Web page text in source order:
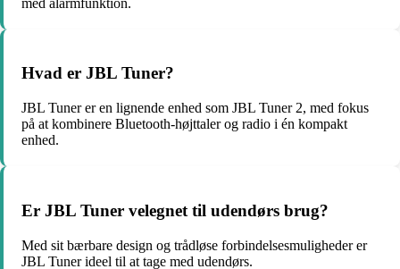
Hvad er JBL Tuner?
JBL Tuner er en lignende enhed som JBL Tuner 2, med fokus
på at kombinere Bluetooth-højttaler og radio i én kompakt
enhed.
Er JBL Tuner velegnet til udendørs brug?
Med sit bærbare design og trådløse forbindelsesmuligheder er
JBL Tuner ideel til at tage med udendørs.